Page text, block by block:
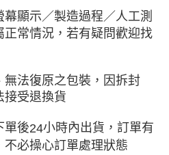
顯示／製造過程／人工測
常情況，若有疑問歡迎找
法復原之包裝，因拆封
接受退換貨
單後24小時內出貨，訂單有
必操心訂單處理狀態